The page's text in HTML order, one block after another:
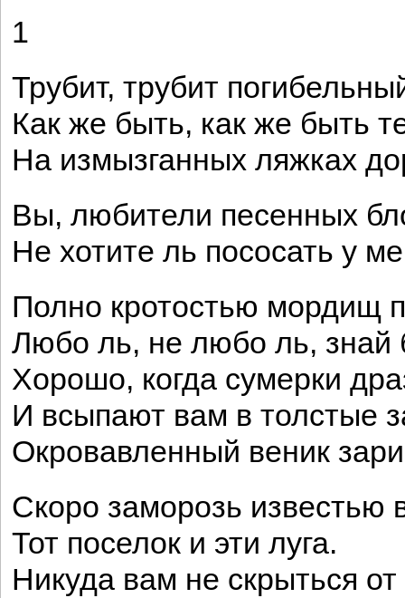
1
Трубит, трубит
Как же быть, как же быть
На измызганных ляжках
Вы, любители песенных
Не хотите ль пососать у
Полно кротостью мордищ
Любо ль, не любо ль, знай
Хорошо, когда сумерки
И всыпают вам в толстые
Окровавленный веник
Скоро заморозь известью
Тот поселок и эти луга.
Никуда вам не скрыться от